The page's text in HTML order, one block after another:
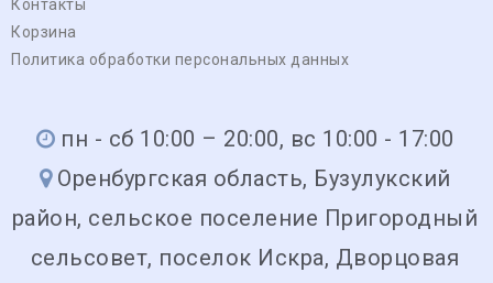
Контакты
Корзина
Политика обработки персональных данных
пн - сб 10:00 – 20:00, вс 10:00 - 17:00
Оренбургская область, Бузулукский
район, сельское поселение Пригородный
сельсовет, поселок Искра, Дворцовая